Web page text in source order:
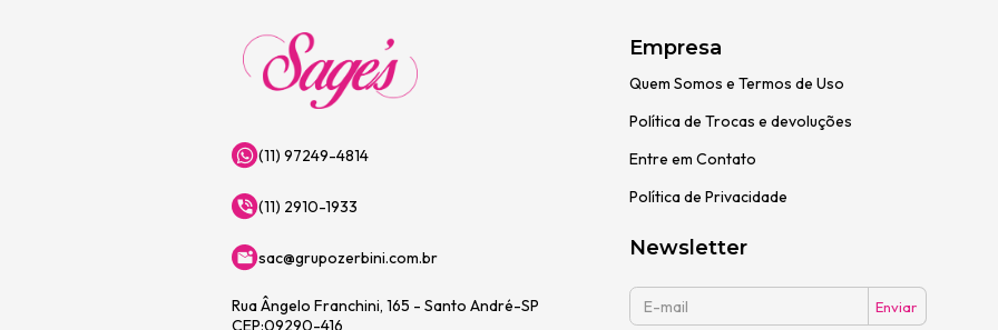
(11) 97249-4814
(11) 2910-1933
sac@grupozerbini.com.br
Rua Ângelo Franchini, 165 - Santo André-SP
CEP:09290-416
Empresa
Quem Somos e Termos de Uso
Política de Trocas e devoluções
Entre em Contato
Política de Privacidade
Newsletter